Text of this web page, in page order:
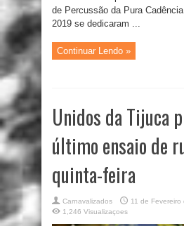
de Percussão da Pura
2019 se dedicaram ...
Continuar Lendo »
Unidos da Tijuca
último ensaio de
quinta-feira
Carnavalizados 11 de Fevereiro
1,246 Visualizaçoes